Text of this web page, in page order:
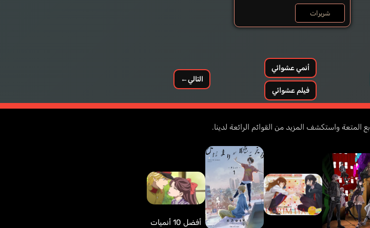
شريرات
أنمي عشوائي
فيلم عشوائي
التالي←
المتعة واستكشف المزيد من القوائم الرائعة لدينا.
أفضل 10 أنميات